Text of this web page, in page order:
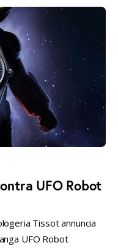
rss
UFO Robot
Tissot annuncia
UFO Robot